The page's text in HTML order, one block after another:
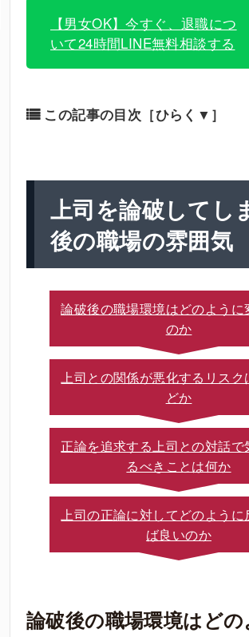
【男女OK】今すぐ、退職につ
いて24時間LINE無料相談する
この記事の目次 ［ひらく▼］
上司を論破してし
後の職場の雰囲気
論破後の職場環境はどのように
のか
上司との関係が悪化するリスク
どか
正論を追求する上司との対話で
るべきことは何か
上司の正論に対してどのように
ば良いのか
論破後の職場環境はど